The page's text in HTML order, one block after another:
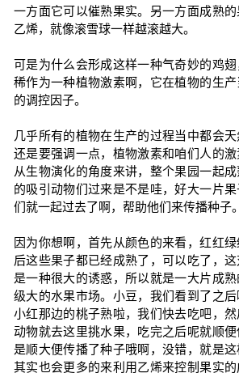
一方面它可以催熟果实。另一方面成熟
乙烯，就像滚雪球一样越滚越大。
可是为什么会形成这样一种气奇妙的鸡
稀作为一种植物激素啊，它在植物的生
的调控因子。
几乎所有的植物在生产的过程当中都会
还是要强调一点，植物激素和咱们人的激
从生物演化的角度来讲，整个果园一起
的吸引动物们过来是不是哇，好大一片
们就一起过去了啊，帮助他们来传播种子。
因为你想啊，首先从颜色的来看，红红
后这些果子都已经成熟了，可以吃了，
是一种很大的诱惑，所以就是一大片成
级大的水果市场。小豆，我们看到了之
小红那边的桃子熟啦，我们快去吃吧，
动物就去这里挑水果，吃完之后呢就顺
是顺大便传播了种子哦啊，没错，就是
其实也会更多的来利用乙烯来控制果实